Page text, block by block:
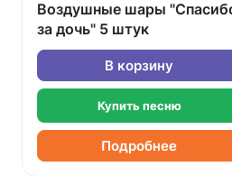
Воздушные шары
за дочь" 5 штук
В корзину
Купить песню
Подробнее